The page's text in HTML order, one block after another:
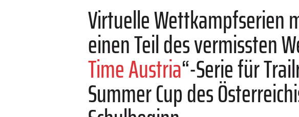
Virtuelle Wettkampfserien
einen Teil des vermissten
Time Austria“-Serie für
Summer Cup des